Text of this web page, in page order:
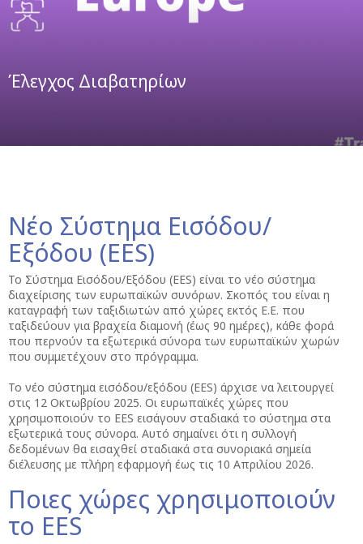
Έλεγχος Διαβατηρίων
Νέο Σύστημα Εισόδου/
Εξόδου (EES)
Το Σύστημα Εισόδου/Εξόδου (EES) είναι το νέο σύστημα
διαχείρισης των ευρωπαϊκών συνόρων. Σκοπός του είναι η
καταγραφή των ταξιδιωτών από χώρες εκτός Ε.Ε. που
ταξιδεύουν για βραχεία διαμονή (έως 90 ημέρες), κάθε φορά
που περνούν τα εξωτερικά σύνορα των ευρωπαϊκών χωρών
που συμμετέχουν στο πρόγραμμα.
Το νέο σύστημα εισόδου/εξόδου (EES) άρχισε να λειτουργεί
στις 12 Οκτωβρίου 2025. Οι ευρωπαϊκές χώρες που
χρησιμοποιούν το EES εισάγουν σταδιακά το σύστημα στα
εξωτερικά τους σύνορα. Αυτό σημαίνει ότι η συλλογή
δεδομένων θα εισαχθεί σταδιακά στα συνοριακά σημεία
διέλευσης με πλήρη εφαρμογή έως τις 10 Απριλίου 2026.
Ποιες χώρες χρησιμοποιούν
το EES